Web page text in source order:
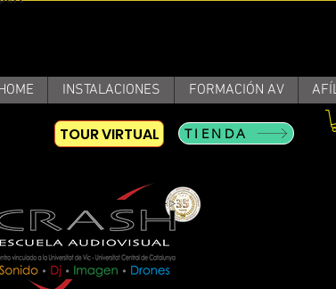
INSTALACIONES FORMACIÓN AV
TIENDA
TOUR VIRTUAL